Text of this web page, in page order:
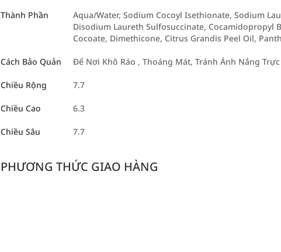
Thành Phần
Aqua/Water, Sodium Cocoyl Isethionate, Sodium
Disodium Laureth Sulfosuccinate, Cocamidopropyl
Cocoate, Dimethicone, Citrus Grandis Peel Oil,
Cách Bảo Quản Để Nơi Khô Ráo , Thoáng Mát, Tránh Ánh Nắng
Chiều Rộng 7.7
Chiều Cao 6.3
Chiều Sâu 7.7
PHƯƠNG THỨC GIAO HÀNG